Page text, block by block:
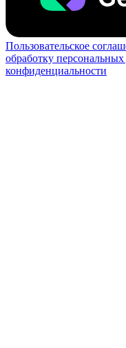
Пользовательское
обработку
конфиденциальности